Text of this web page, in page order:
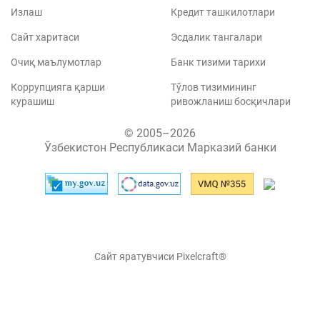
Излаш
Сайт харитаси
Очиқ маълумотлар
Коррупцияга қарши
курашиш
Кредит ташкилотлари
Эсдалик тангалари
Банк тизими тарихи
Тўлов тизимининг
ривожланиш босқичлари
© 2005–2026
Ўзбекистон Республикаси Марказий банки
Сайт яратувчиси Pixelcraft®